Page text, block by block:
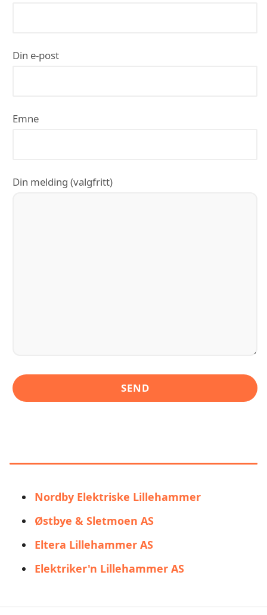
Din e-post
Emne
Din melding (valgfritt)
Nordby Elektriske Lillehammer
Østbye & Sletmoen AS
Eltera Lillehammer AS
Elektriker'n Lillehammer AS